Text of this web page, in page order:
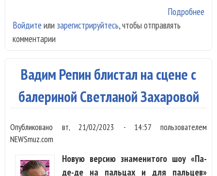
Подробнее
Войдите или зарегистрируйтесь, чтобы отправлять
комментарии
Вадим Репин блистал на сцене с
балериной Светланой Захаровой
Опубликовано вт, 21/02/2023 - 14:57 пользователем
NEWSmuz.com
Новую версию знаменитого шоу «Па-
де-де на пальцах и для пальцев»